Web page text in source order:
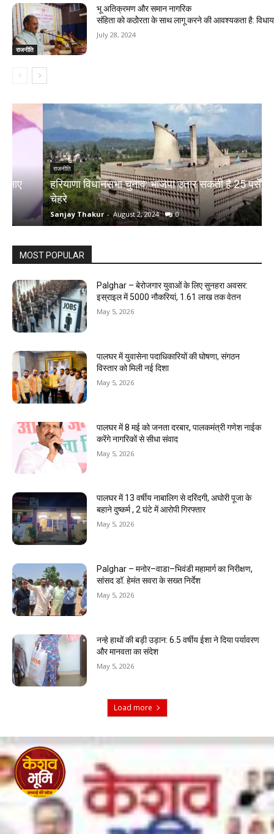
राजनीति
भू अतिक्रमण और समान नागरिक
संहिता काे कठाेेरता के साथ लागू करने की आवश्यकता है:
July 28, 2024
हरियाणा विधानसभा चुनाव: भाजपा उतार सकती है 25 पर्सेंट नए
चेहरे
Sanjay Thakur - August 2, 2024 0
MOST POPULAR
Palghar – बेरोजगार युवाओं के लिए सुनहरा अवसर:
इस्राइल में 5000 नौकरियां, ₹1.61 लाख तक वेतन
May 5, 2026
पालघर में युवासेना पदाधिकारियों की घोषणा, संगठन
विस्तार को मिली नई दिशा
May 5, 2026
पालघर में 8 मई को जनता दरबार, पालकमंत्री गणेश नाईक
करेंगे नागरिकों से सीधा संवाद
May 5, 2026
पालघर में 13 वर्षीय नाबालिग से दरिंदगी, अघोरी पूजा के
बहाने दुष्कर्म , 2 घंटे में आरोपी गिरफ्तार
May 5, 2026
Palghar – मनोर–वाडा–भिवंडी महामार्ग का निरीक्षण,
सांसद डॉ. हेमंत सवरा के सख्त निर्देश
May 5, 2026
नन्हे हाथों की बड़ी उड़ान: 6.5 वर्षीय ईशा ने दिया पर्यावरण
और मानवता का संदेश
May 5, 2026
Load more